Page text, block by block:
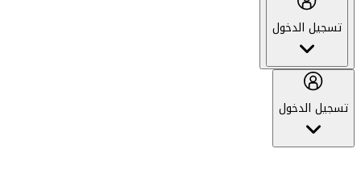
تسجيل الدخول
تسجيل الدخول